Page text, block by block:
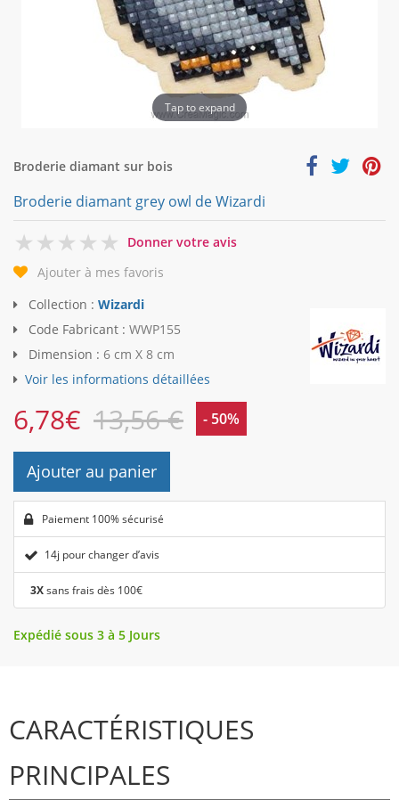
Tap to expand
Broderie diamant sur bois
Broderie diamant grey owl de Wizardi
0
Donner votre avis
Ajouter à mes favoris
Collection : Wizardi
Code Fabricant : WWP155
Dimension : 6 cm X 8 cm
Voir les informations détaillées
6,78€ 13,56 € - 50%
Ajouter au panier
Paiement 100% sécurisé
14j pour changer d’avis
3Xsans frais dès 100€
Expédié sous 3 à 5 Jours
CARACTÉRISTIQUES
PRINCIPALES